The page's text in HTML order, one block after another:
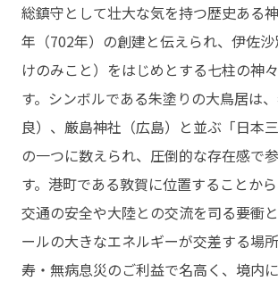
総鎮守として壮大な気を持つ歴史ある
年（702年）の創建と伝えられ、伊佐
けのみこと）をはじめとする七柱の神
す。シンボルである朱塗りの大鳥居は
良）、厳島神社（広島）と並ぶ「日本
の一つに数えられ、圧倒的な存在感で
す。港町である敦賀に位置することか
交通の安全や大陸との交流を司る要衝
ールの大きなエネルギーが交差する場
寿・無病息災のご利益で名高く、境内